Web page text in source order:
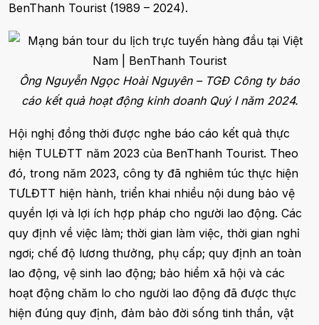
BenThanh Tourist (1989 – 2024).
Ông Nguyễn Ngọc Hoài Nguyên – TGĐ Công ty báo
cáo kết quả hoạt động kinh doanh Quý I năm 2024.
Hội nghị đồng thời được nghe báo cáo kết quả thực
hiện TULĐTT năm 2023 của BenThanh Tourist. Theo
đó, trong năm 2023, công ty đã nghiêm túc thực hiện
TƯLĐTT hiện hành, triển khai nhiều nội dung bảo vệ
quyền lợi và lợi ích hợp pháp cho người lao động. Các
quy định về việc làm; thời gian làm việc, thời gian nghỉ
ngơi; chế độ lương thưởng, phụ cấp; quy định an toàn
lao động, vệ sinh lao động; bảo hiểm xã hội và các
hoạt động chăm lo cho người lao động đã được thực
hiện đúng quy định, đảm bảo đời sống tinh thần, vật